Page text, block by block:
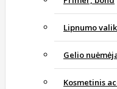
Lipnumo
Gelio
Kosmetinis